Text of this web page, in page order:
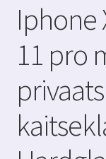
Iphone
11 pro